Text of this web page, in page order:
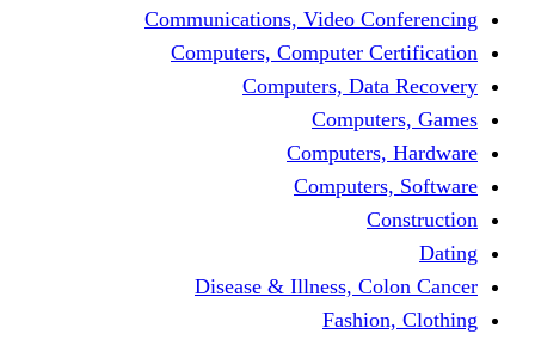
Communications, Video
Computers, Computer
Computers,
Disease & Illness,